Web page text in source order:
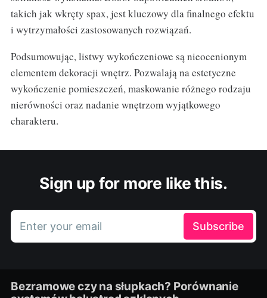
takich jak wkręty spax, jest kluczowy dla finalnego efektu
i wytrzymałości zastosowanych rozwiązań.
Podsumowując, listwy wykończeniowe są nieocenionym
elementem dekoracji wnętrz. Pozwalają na estetyczne
wykończenie pomieszczeń, maskowanie różnego rodzaju
nierówności oraz nadanie wnętrzom wyjątkowego
charakteru.
Sign up for more like this.
Enter your email Subscribe
Bezramowe czy na słupkach? Porównanie